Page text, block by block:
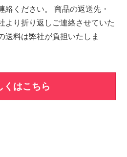
絡ください。 商品の返送先・
より折り返しご連絡させていた
送料は弊社が負担いたしま
くはこちら